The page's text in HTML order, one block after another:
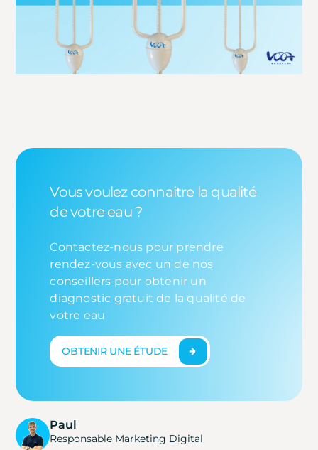
Vous voulez connaitre la qualité
de votre eau ?
Contactez-nous pour prendre
rendez-vous avec un de nos
conseillers pour obtenir un
diagnostic gratuit de la qualité de
votre eau
OBTENIR UNE ÉTUDE
Paul
Responsable Marketing Digital